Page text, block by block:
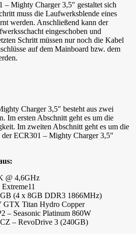
– Mighty Charger 3,5″ gestaltet sich
muss die Laufwerksblende eines
werden. Anschließend kann der
eingeschoben und
Schritt müssen nur noch die Kabel
auf dem Mainboard bzw. dem
Charger 3,5″ besteht aus zwei
Im ersten Abschnitt geht es um die
Im zweiten Abschnitt geht es um die
ECR301 – Mighty Charger 3,5″
@ 4,6GHz
(4 x 8GB DDR3 1866MHz)
GTX Titan Hydro Copper
– Seasonic Platinum 860W
– RevoDrive 3 (240GB)